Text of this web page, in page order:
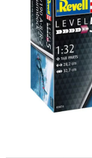
hviezdičiek.